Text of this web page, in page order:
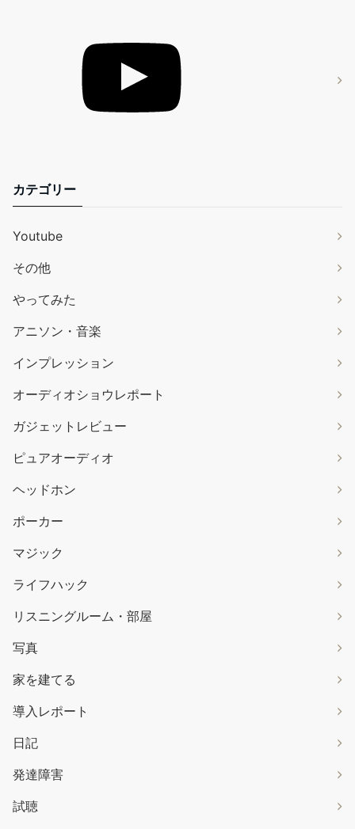
カテゴリー
Youtube
その他
やってみた
アニソン・音楽
インプレッション
オーディオショウレポート
ガジェットレビュー
ピュアオーディオ
ヘッドホン
ポーカー
マジック
ライフハック
リスニングルーム・部屋
写真
家を建てる
導入レポート
日記
発達障害
試聴